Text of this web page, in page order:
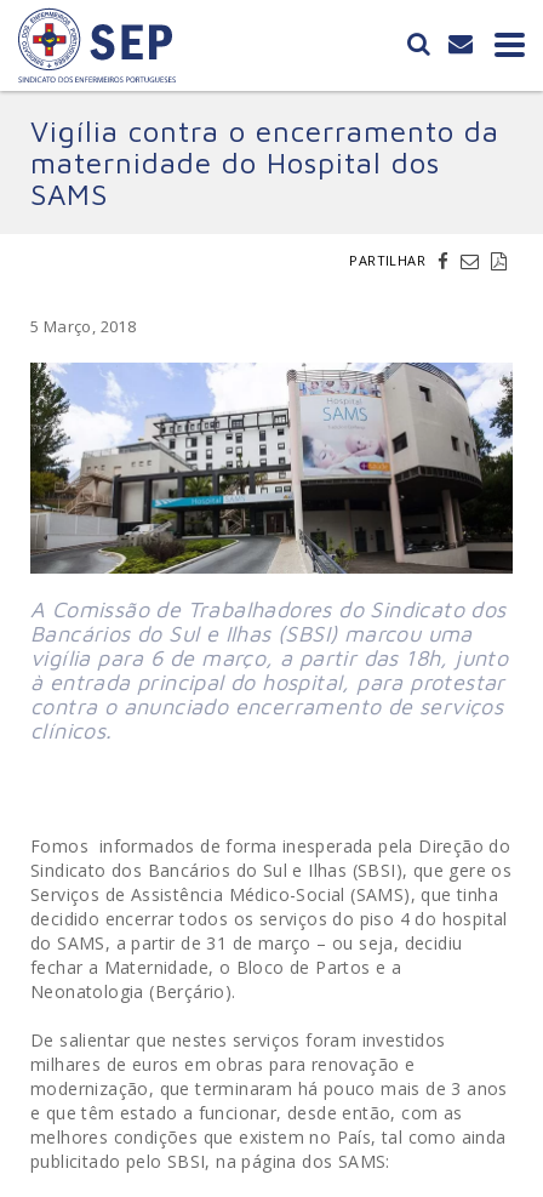
Vigília contra o encerramento da
maternidade do Hospital dos
SAMS
PARTILHAR
5 Março, 2018
A Comissão de Trabalhadores do Sindicato dos
Bancários do Sul e Ilhas (SBSI) marcou uma
vigília para 6 de março, a partir das 18h, junto
à entrada principal do hospital, para protestar
contra o anunciado encerramento de serviços
clínicos.
Fomos informados de forma inesperada pela Direção do
Sindicato dos Bancários do Sul e Ilhas (SBSI), que gere os
Serviços de Assistência Médico-Social (SAMS), que tinha
decidido encerrar todos os serviços do piso 4 do hospital
do SAMS, a partir de 31 de março – ou seja, decidiu
fechar a Maternidade, o Bloco de Partos e a
Neonatologia (Berçário).
De salientar que nestes serviços foram investidos
milhares de euros em obras para renovação e
modernização, que terminaram há pouco mais de 3 anos
e que têm estado a funcionar, desde então, com as
melhores condições que existem no País, tal como ainda
publicitado pelo SBSI, na página dos SAMS: